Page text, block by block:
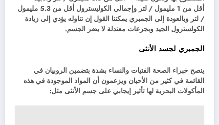
أقل من 1 مليمول / لتر وإجمالي الكوليسترول أقل من 5.3 مليمول
/ لتر وبالعودة إلى الجمبري يمكننا القول إن تناوله يؤدي إلى زيادة
الكولسترول الجيد وبجرعات معتدلة لا يضر الجسم.
الجمبري لجسد الأنثى
ينصح خبراء الصحة الفتيات والنساء بشدة بتضمين الروبيان في
القائمة في كثير من الأحيان ويزعمون أن المواد الموجودة في هذه
المأكولات البحرية لها تأثير إيجابي على جسم الأنثى مثل: